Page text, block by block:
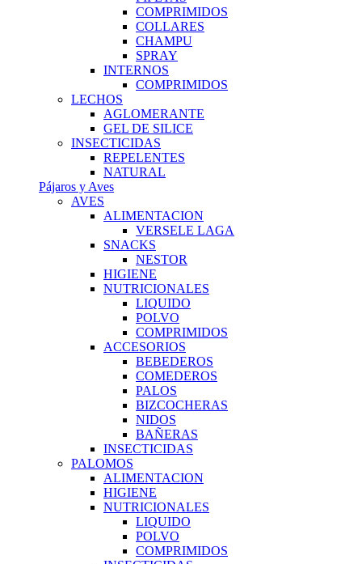
COMPRIMIDOS
COLLARES
CHAMPU
SPRAY
INTERNOS
COMPRIMIDOS
LECHOS
AGLOMERANTE
GEL DE SILICE
INSECTICIDAS
REPELENTES
NATURAL
Pájaros y Aves
AVES
ALIMENTACION
VERSELE LAGA
SNACKS
NESTOR
HIGIENE
NUTRICIONALES
LIQUIDO
POLVO
COMPRIMIDOS
ACCESORIOS
BEBEDEROS
COMEDEROS
PALOS
BIZCOCHERAS
NIDOS
BAÑERAS
INSECTICIDAS
PALOMOS
ALIMENTACION
HIGIENE
NUTRICIONALES
LIQUIDO
POLVO
COMPRIMIDOS